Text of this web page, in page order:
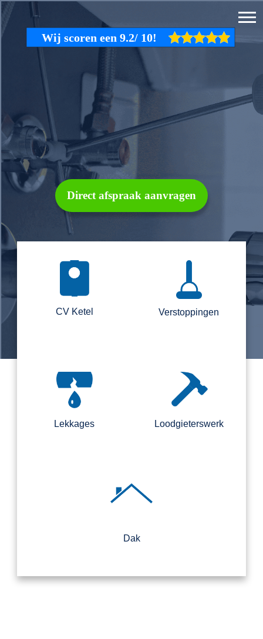
Direct afspraak aanvragen
CV Ketel Verstoppingen
Lekkages Loodgieterswerk
Dak